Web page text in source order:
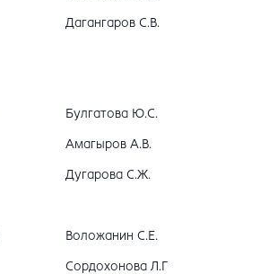
Дагангаров С.В.
Булгатова Ю.С.
Амагыров А.В.
Дугарова С.Ж.
Воложанин С.Е.
Сордохонова Л.Г